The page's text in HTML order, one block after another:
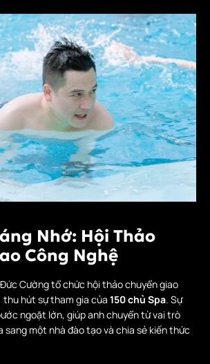
Nhớ: Hội Thảo
Công Nghệ
Cường tổ chức hội thảo chuyển giao
hút sự tham gia của 150 chủ Spa. Sự
ngoặt lớn, giúp anh chuyển từ vai trò
sang một nhà đào tạo và chia sẻ kiến thức